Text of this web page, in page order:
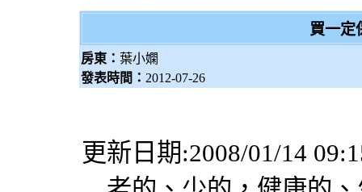
買一定
房東： 葉小嫻
發表時間： 2012-07-26
更新日期:2008/01/14